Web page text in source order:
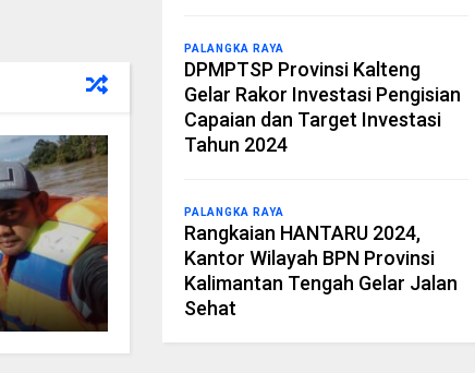
PALANGKA RAYA
DPMPTSP Provinsi Kalteng
Gelar Rakor Investasi Pengisian
Capaian dan Target Investasi
Tahun 2024
PALANGKA RAYA
Rangkaian HANTARU 2024,
Kantor Wilayah BPN Provinsi
Kalimantan Tengah Gelar Jalan
Sehat